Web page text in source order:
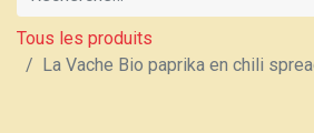
Tous les produits
La Vache Bio paprika en chili